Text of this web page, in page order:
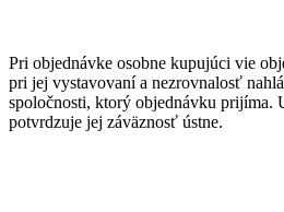
Pri objednávke osobne kupujúci vie
pri jej vystavovaní a nezrovnalosť
spoločnosti, ktorý objednávku prijíma.
potvrdzuje jej záväznosť ústne.